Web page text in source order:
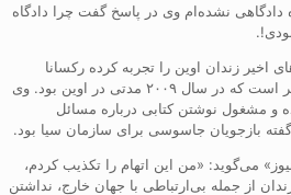
دادگاهی نشده‌ام وی در پاسخ گفت چرا دادگاه
اخیر زندان اوین را تجربه کرده رکسانا
صابری خبرنگار و فعال حقوق بشر است که در سال ۲۰۰۹ مدتی در اوین بود. وی
و مشغول نوشتن کتابی درباره مسائل
بازجویان جاسوسی برای سازمان سیا بود.
می‌گوید: «من این اتهام را تکذیب کردم،
از جمله بی‌ارتباطی با جهان خارج، نداشتن